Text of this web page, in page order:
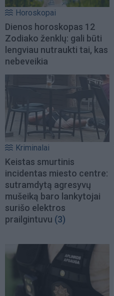
Horoskopai
Dienos horoskopas 12
Zodiako ženklų: gali būti
lengviau nutraukti tai, kas
nebeveikia
Kriminalai
Keistas smurtinis
incidentas miesto centre:
sutramdytą agresyvų
mušeiką baro lankytojai
surišo elektros
prailgintuvu (3)